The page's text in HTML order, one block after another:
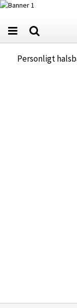
Personligt